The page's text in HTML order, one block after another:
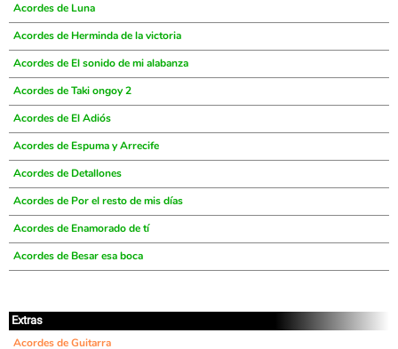
Acordes de Luna
Acordes de Herminda de la victoria
Acordes de El sonido de mi alabanza
Acordes de Taki ongoy 2
Acordes de El Adiós
Acordes de Espuma y Arrecife
Acordes de Detallones
Acordes de Por el resto de mis días
Acordes de Enamorado de tí
Acordes de Besar esa boca
Extras
Acordes de Guitarra